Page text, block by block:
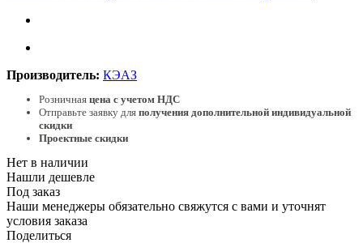
Производитель: КЭАЗ
Розничная цена с учетом НДС
Отправьте заявку для получения дополнительной индивидуальной
скидки
Проектные скидки
Нет в наличии
Нашли дешевле
Под заказ
Наши менеджеры обязательно свяжутся с вами и уточнят
условия заказа
Поделиться